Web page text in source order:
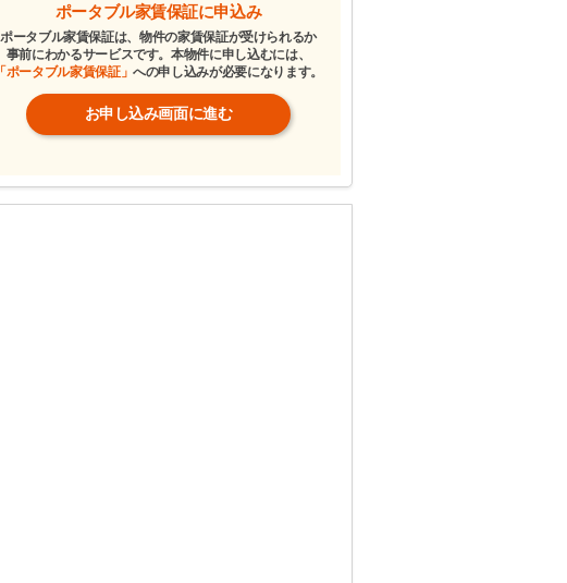
ポータブル家賃保証に申込み
ポータブル家賃保証は、物件の家賃保証が受けられるか
事前にわかるサービスです。本物件に申し込むには、
「ポータブル家賃保証」への申し込みが必要になります。
お申し込み画面に進む